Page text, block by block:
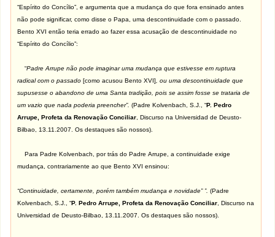
“Espírito do Concílio”, e argumenta que a mudança do que fora ensinado antes
não pode significar, como disse o Papa, uma descontinuidade com o passado.
Bento XVI então teria errado ao fazer essa acusação de descontinuidade no
“Espírito do Concílio”:
“Padre Arrupe não pode imaginar uma mudança que estivesse em ruptura
radical com o passado[como acusou Bento XVI]
, ou uma descontinuidade que
supusesse o abandono de uma Santa tradição, pois se assim fosse se trataria de
um vazio que nada poderia preencher”.(Padre Kolvenbach, S.J., “P. Pedro
Arrupe, Profeta da Renovação Conciliar , Discurso na Universidad de Deusto-
Bilbao, 13.11.2007. Os destaques são nossos).
Para Padre Kolvenbach, por trás do Padre Arrupe, a continuidade exige
mudança, contrariamente ao que Bento XVI ensinou:
“Continuidade, certamente, porém também mudança e novidade” ”.(Padre
Kolvenbach, S.J., “P. Pedro Arrupe, Profeta da Renovação Conciliar , Discurso na
Universidad de Deusto-Bilbao, 13.11.2007. Os destaques são nossos).